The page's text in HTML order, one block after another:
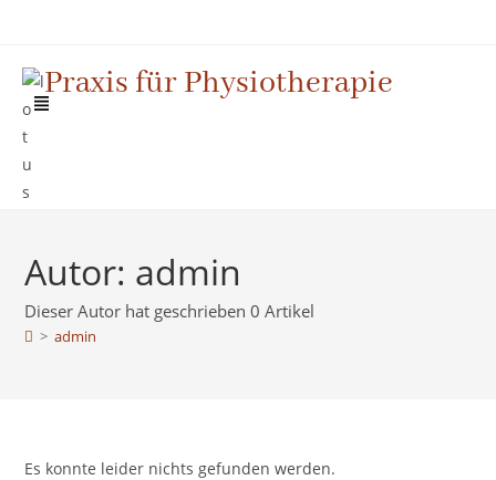
Praxis für Physiotherapie
Autor: admin
Dieser Autor hat geschrieben 0 Artikel
> admin
Es konnte leider nichts gefunden werden.